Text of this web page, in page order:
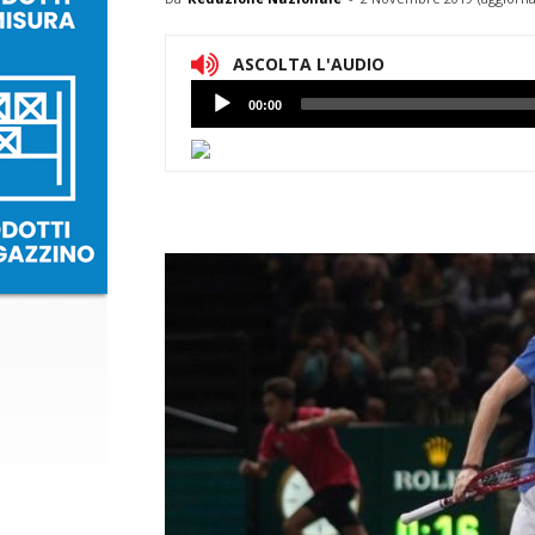
ASCOLTA L'AUDIO
Lettore
Audio
00:00